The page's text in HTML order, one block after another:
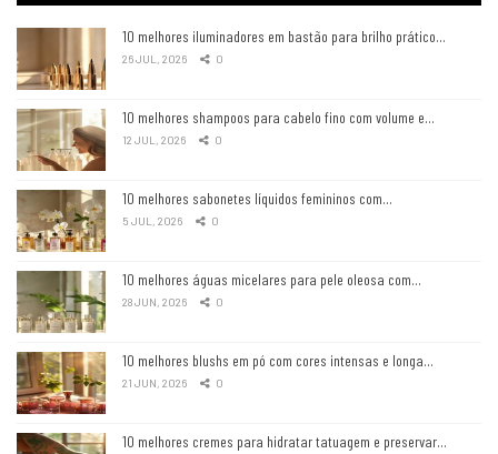
10 melhores iluminadores em bastão para brilho prático…
26 JUL, 2026 0
10 melhores shampoos para cabelo fino com volume e…
12 JUL, 2026 0
10 melhores sabonetes líquidos femininos com…
5 JUL, 2026 0
10 melhores águas micelares para pele oleosa com…
28 JUN, 2026 0
10 melhores blushs em pó com cores intensas e longa…
21 JUN, 2026 0
10 melhores cremes para hidratar tatuagem e preservar…